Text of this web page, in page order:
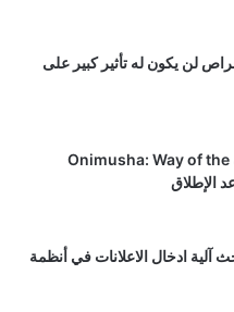
لن يكون له تأثير كبير على
عرض جديد للعبة Onimusha: Way of the
ادخال الاعلانات في أنظمة